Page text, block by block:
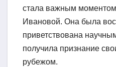
стала важным
Ивановой. Она была
приветствована
получила признание
рубежом.